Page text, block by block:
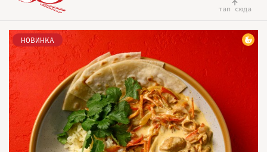
тап сюда
НОВИНКА